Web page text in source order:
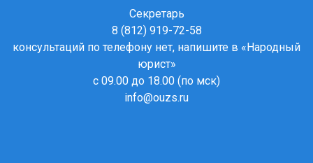
Секретарь
8 (812) 919-72-58
консультаций по телефону нет, напишите в «Народный
юрист»
с 09.00 до 18.00 (по мск)
info@ouzs.ru